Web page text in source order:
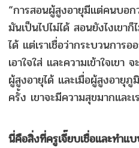
“การสอนผู้สูงอายุมีแต่คนบอ
มันเป็นไปไม่ได้ สอนยังไงเขาก็
ได้ แต่เราเชื่อว่ากระบวนกา
เอาใจใส่ และความเข้าใจเขา
ผู้สูงอายุได้ และเมื่อผู้สูงอายุ
ครั้ง เขาจะมีความสุขมากและ
นี่คือสิ่งที่ครูเจี๊ยบเชื่อและทำ